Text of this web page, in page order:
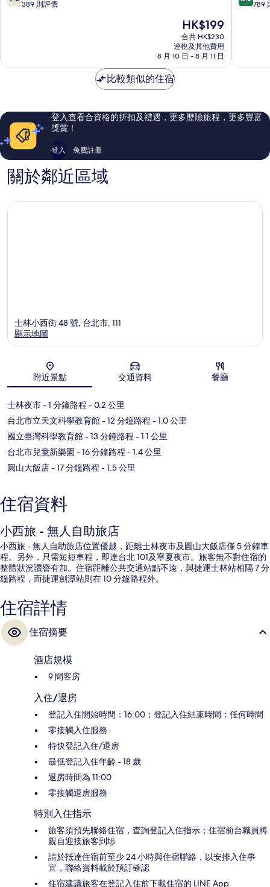
分
不
評
價
評
389 則評價
現
售
HK$199
HK$199
合共 HK$230
連稅及其他費用
8 月 10 日 - 8 月 11 日
飯
分
很
評
價
789
比較類似的住宿
登入查看合資格的折扣及禮遇，更多歷險旅程，更多豐富
獎賞！
登入 免費註冊
關於鄰近區域
地圖
士林小西街 48 號, 台北市, 111
顯示地圖
附近景點 交通資料 餐廳
士林夜市- 1 分鐘路程 - 0.2 公里
台北市立天文科學教育館- 12 分鐘路程 - 1.0 公里
國立臺灣科學教育館- 13 分鐘路程 - 1.1 公里
台北市兒童新樂園 - 16 分鐘路程 - 1.4 公里
圓山大飯店- 17 分鐘路程 - 1.5 公里
住宿資料
小西旅 - 無人自助旅店
小西旅 - 無人自助旅店位置優越，距離士林夜市及圓山大飯店僅 5 分鐘車
程。另外，只需短短車程，即達台北 101及寧夏夜市。旅客無不對住宿的
整體狀況讚譽有加。住宿距離公共交通站點不遠，與捷運士林站相隔 7 分
鐘路程，而捷運劍潭站則在 10 分鐘路程外。
住宿詳情
住宿摘要
酒店規模
9 間客房
入住/退房
登記入住開始時間：16:00；登記入住結束時間：任何時間
零接觸入住服務
特快登記入住/退房
最低登記入住年齡 - 18 歲
退房時間為 11:00
零接觸退房服務
特別入住指示
旅客須預先聯絡住宿，查詢登記入住指示；住宿前台職員將
親自迎接旅客到埗
請於抵達住宿前至少 24 小時與住宿聯絡，以安排入住事
宜，聯絡資料載於預訂確認
住宿建議旅客在登記入住前下載住宿的 LINE App